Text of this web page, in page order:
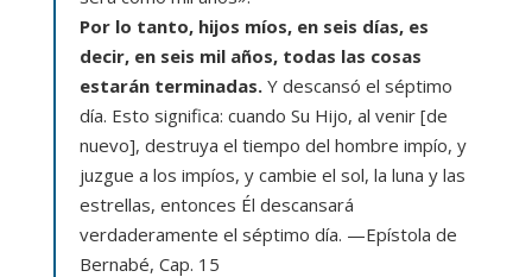
Por lo tanto, hijos míos, en seis días, es
decir, en seis mil años, todas las cosas
estarán terminadas.Y descansó el séptimo
día. Esto significa: cuando Su Hijo, al venir [de
nuevo], destruya el tiempo del hombre impío, y
juzgue a los impíos, y cambie el sol, la luna y las
estrellas, entonces Él descansará
verdaderamente el séptimo día. —Epístola de
Bernabé, Cap. 15